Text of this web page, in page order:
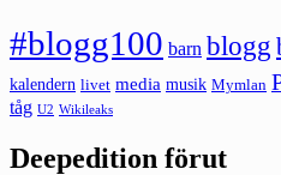
#blogg100 barn blogg
kalendern livet media musik Mymlan
tåg U2 Wikileaks
Deepedition förut